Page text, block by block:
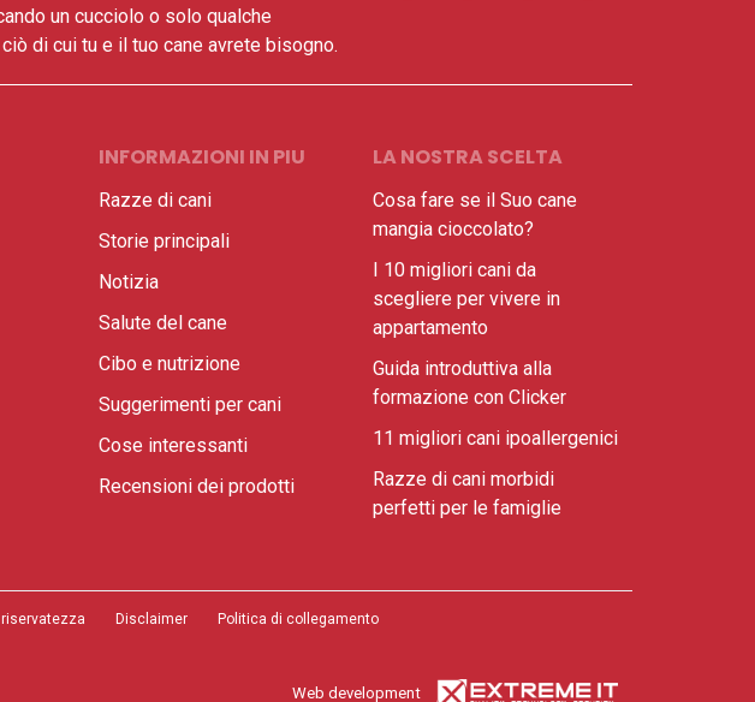
un cucciolo o solo qualche
di cui tu e il tuo cane avrete bisogno.
INFORMAZIONI IN PIU
Razze di cani
Storie principali
Notizia
Salute del cane
Cibo e nutrizione
Suggerimenti per cani
Cose interessanti
Recensioni dei prodotti
LA NOSTRA SCELTA
Cosa fare se il Suo cane
mangia cioccolato?
I 10 migliori cani da
scegliere per vivere in
appartamento
Guida introduttiva alla
formazione con Clicker
11 migliori cani ipoallergenici
Razze di cani morbidi
perfetti per le famiglie
Disclaimer Politica di collegamento
Web development